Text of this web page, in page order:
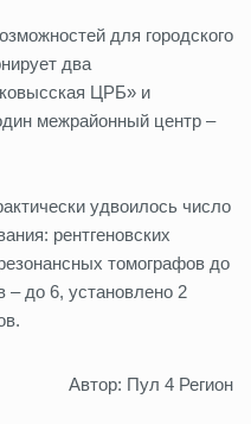
для городского
два
ЦРБ» и
межрайонный центр –
удвоилось число
рентгеновских
томографов до
– до 6, установлено 2
Автор: Пул 4 Регион